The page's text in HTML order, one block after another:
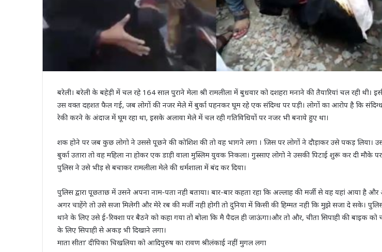
बरेली। बरेली के बहेड़ी में चल रहे 164 साल पुराने मेला श्री रामलीला में बुधवार को दशहरा मनाने की तैयारियां चल रही थी।
उस वक्त दहशत फैल गई, जब लोगों की नजर मेले में बुर्का पहनकर घूम रहे एक संदिग्ध पर पड़ी। लोगों का आरोप है कि
रेकी करने के अंदाज में घूम रहा था, इसके अलावा मेले में चल रही गतिविधियों पर नजर भी बनाये हुए था।
शक होने पर जब कुछ लोगो ने उससे पूछने की कोशिश की तो वह भागने लगा । जिस पर लोगों ने दौड़ाकर उसे पकड़ लिया।
बुर्का उतारा तो वह महिला ना होकर एक डाड़ी वाला मुस्लिम युवक निकला। गुस्साए लोगो ने उसकी पिटाई शुरू कर दी मौके
पुलिस ने उसे भीड़ से बचाकर रामलीला मेले की धर्मशाला में बंद कर दिया।
पुलिस द्वारा पूछताछ में उसने अपना नाम-पता नही बताया। बार-बार कहता रहा कि अल्लाह की मर्जी से वह यहां आया है और
अगर चाहेंगे तो उसे सजा मिलेगी और मेरे रब की मर्जी नही होगी तो दुनिया में किसी की हिम्मत नही कि मुझे सजा दे सके।
थाने के लिए उसे ई-रिक्शा पर बैठने को कहा गया तो बोला कि मै पैदल ही जाऊंगा।और तो और, चीता सिपाही की बाइक को
के लिए सिपाही से अकड़ भी दिखाने लगा।
माता सीता’ दीपिका चिखलिया को आदिपुरुष का रावण श्रीलंकाई नहीं मुगल लगा